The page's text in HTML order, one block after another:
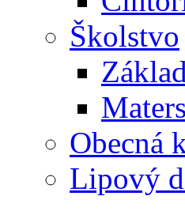
Školstvo
Obecná
Lipový